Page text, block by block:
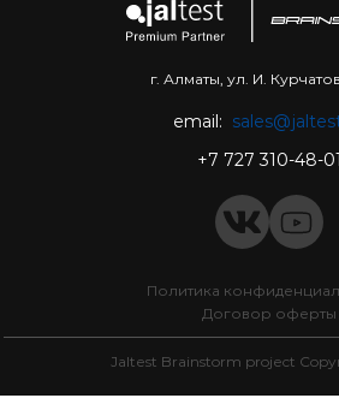
г. Алматы, ул. И.
+7 727 310-48-01
email:
Jaltest Brainstorm project
Договор оферты
Политика